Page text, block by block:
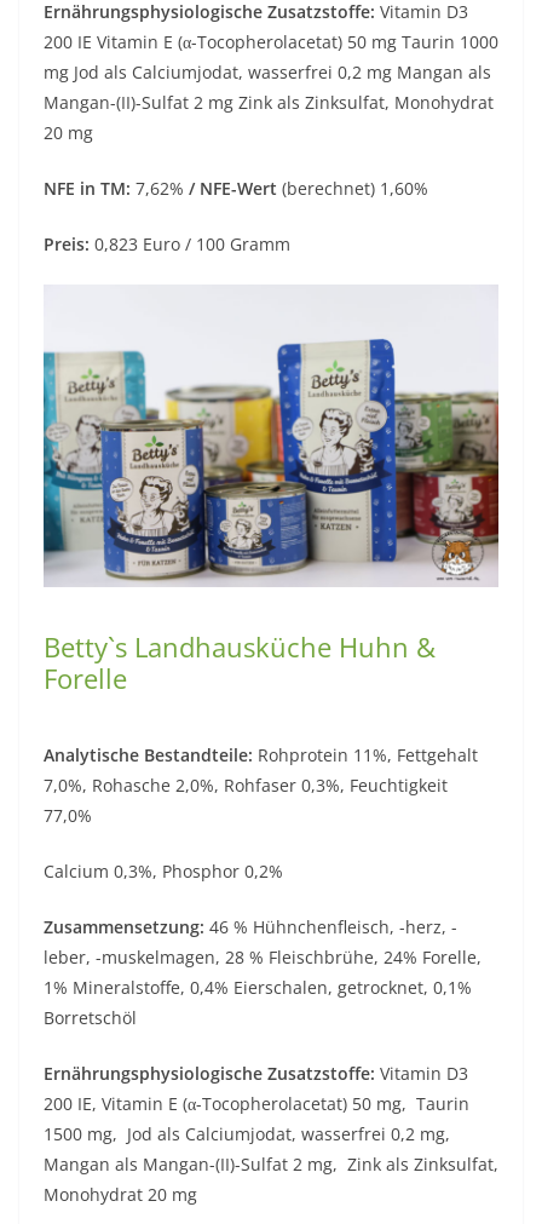
Ernährungsphysiologische Zusatzstoffe: Vitamin D3
200 IE Vitamin E (α-Tocopherolacetat) 50 mg Taurin 1000
mg Jod als Calciumjodat, wasserfrei 0,2 mg Mangan als
Mangan-(II)-Sulfat 2 mg Zink als Zinksulfat, Monohydrat
20 mg
NFE in TM: 7,62% / NFE-Wert (berechnet) 1,60%
Preis: 0,823 Euro / 100 Gramm
Betty`s Landhausküche Huhn &
Forelle
Analytische Bestandteile: Rohprotein 11%, Fettgehalt
7,0%, Rohasche 2,0%, Rohfaser 0,3%, Feuchtigkeit
77,0%
Calcium 0,3%, Phosphor 0,2%
Zusammensetzung: 46 % Hühnchenfleisch, -herz, -
leber, -muskelmagen, 28 % Fleischbrühe, 24% Forelle,
1% Mineralstoffe, 0,4% Eierschalen, getrocknet, 0,1%
Borretschöl
Ernährungsphysiologische Zusatzstoffe: Vitamin D3
200 IE, Vitamin E (α-Tocopherolacetat) 50 mg, Taurin
1500 mg, Jod als Calciumjodat, wasserfrei 0,2 mg,
Mangan als Mangan-(II)-Sulfat 2 mg, Zink als Zinksulfat,
Monohydrat 20 mg